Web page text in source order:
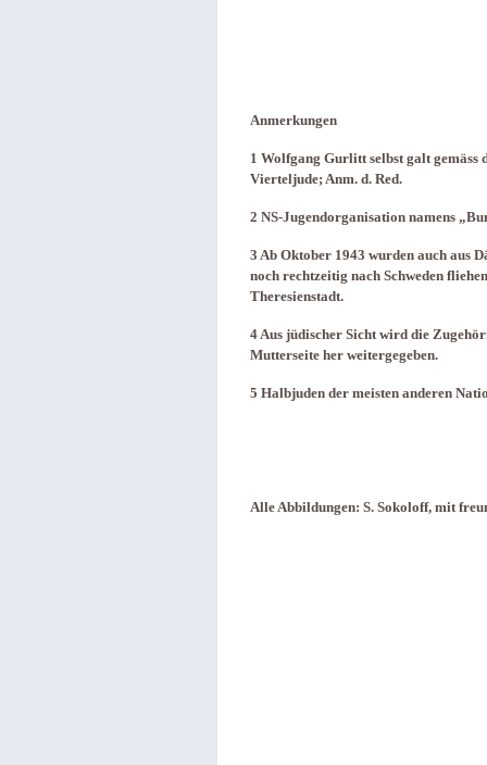
Anmerkungen
1 Wolfgang Gurlitt selbst galt gemäss
Vierteljude; Anm. d. Red.
2 NS-Jugendorganisation namens
3 Ab Oktober 1943 wurden auch aus
noch rechtzeitig nach Schweden
Theresienstadt.
4 Aus jüdischer Sicht wird die
Mutterseite her weitergegeben.
5 Halbjuden der meisten anderen
Alle Abbildungen: S. Sokoloff, mit